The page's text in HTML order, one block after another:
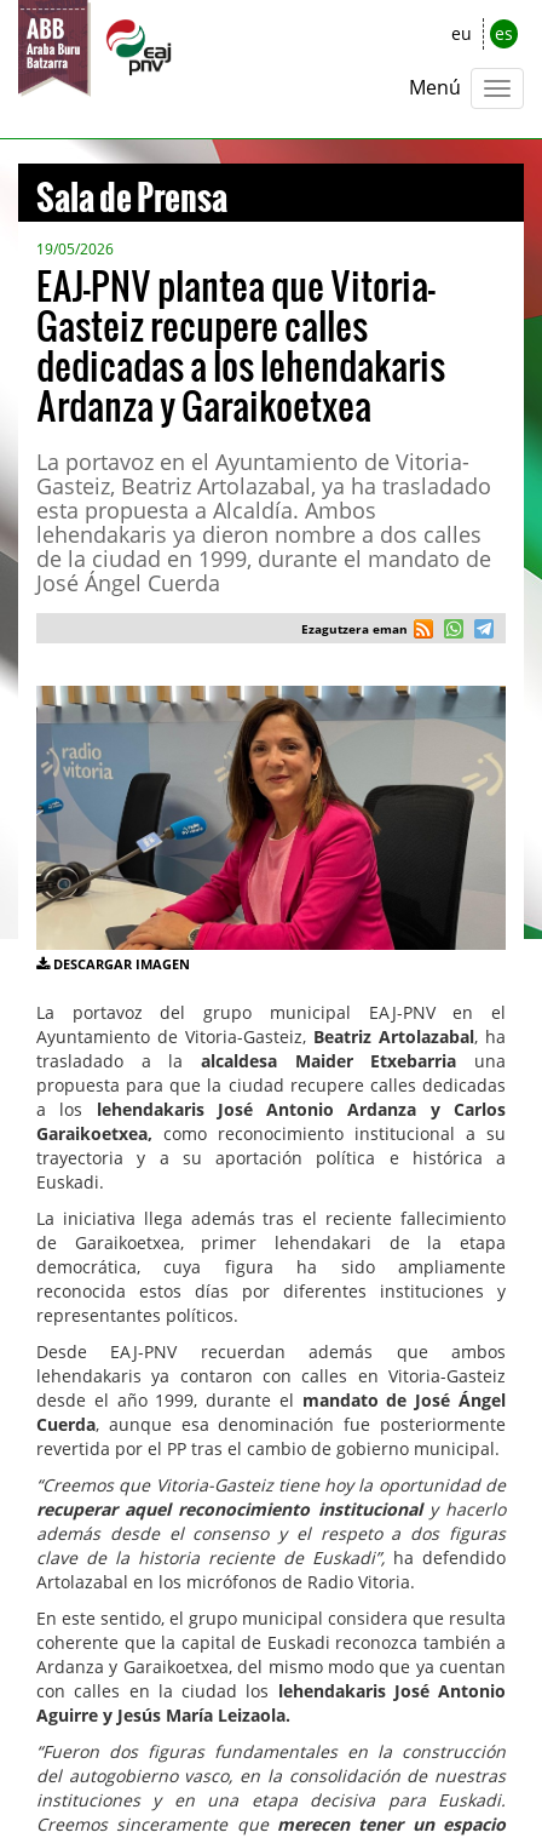
eu es
Menú
Sala de Prensa
19/05/2026
EAJ-PNV plantea que Vitoria-
Gasteiz recupere calles
dedicadas a los lehendakaris
Ardanza y Garaikoetxea
La portavoz en el Ayuntamiento de Vitoria-
Gasteiz, Beatriz Artolazabal, ya ha trasladado
esta propuesta a Alcaldía. Ambos
lehendakaris ya dieron nombre a dos calles
de la ciudad en 1999, durante el mandato de
José Ángel Cuerda
Ezagutzera eman
DESCARGAR IMAGEN
La portavoz del grupo municipal EAJ-PNV en el
Ayuntamiento de Vitoria-Gasteiz, Beatriz Artolazabal, ha
trasladado a la alcaldesa Maider Etxebarria una
propuesta para que la ciudad recupere calles dedicadas
a los lehendakaris José Antonio Ardanza y Carlos
Garaikoetxea, como reconocimiento institucional a su
trayectoria y a su aportación política e histórica a
Euskadi.
La iniciativa llega además tras el reciente fallecimiento
de Garaikoetxea, primer lehendakari de la etapa
democrática, cuya figura ha sido ampliamente
reconocida estos días por diferentes instituciones y
representantes políticos.
Desde EAJ-PNV recuerdan además que ambos
lehendakaris ya contaron con calles en Vitoria-Gasteiz
desde el año 1999, durante el mandato de José Ángel
Cuerda, aunque esa denominación fue posteriormente
revertida por el PP tras el cambio de gobierno municipal.
“Creemos que Vitoria-Gasteiz tiene hoy la oportunidad de
recuperar aquel reconocimiento institucional y hacerlo
además desde el consenso y el respeto a dos figuras
clave de la historia reciente de Euskadi”, ha defendido
Artolazabal en los micrófonos de Radio Vitoria.
En este sentido, el grupo municipal considera que resulta
coherente que la capital de Euskadi reconozca también a
Ardanza y Garaikoetxea, del mismo modo que ya cuentan
con calles en la ciudad los lehendakaris José Antonio
Aguirre y Jesús María Leizaola.
“Fueron dos figuras fundamentales en la construcción
del autogobierno vasco, en la consolidación de nuestras
instituciones y en una etapa decisiva para Euskadi.
Creemos sinceramente que merecen tener un espacio